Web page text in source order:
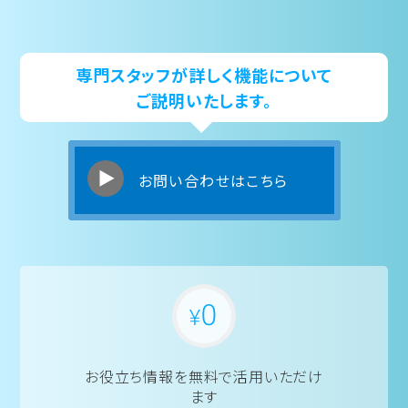
専門スタッフが詳しく機能について
ご説明いたします。
お問い合わせはこちら
お役立ち情報を無料で活用いただけ
ます